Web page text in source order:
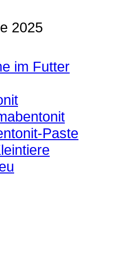
2025
im Futter
Paste